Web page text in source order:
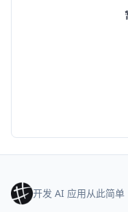
开发 AI 应用从此简单